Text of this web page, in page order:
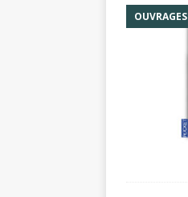
OUVRAGES